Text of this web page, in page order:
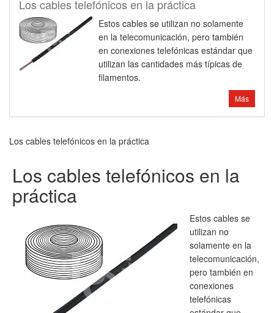
Los cables telefónicos en la práctica
Estos cables se utilizan no solamente
en la telecomunicación, pero también
en conexiones telefónicas estándar que
utilizan las cantidades más típicas de
filamentos.
Más
Los cables telefónicos en la práctica
Los cables telefónicos en la
práctica
Estos cables se
utilizan no
solamente en la
telecomunicación,
pero también en
conexiones
telefónicas